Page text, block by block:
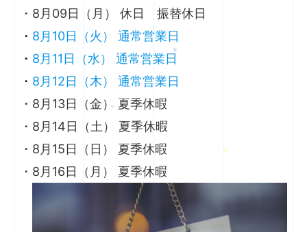
・8月09日（月） 休日 振替休日
・ 8月10日（火） 通常営業日
・ 8月11日（水） 通常営業日
・ 8月12日（木） 通常営業日
・8月13日（金） 夏季休暇
・8月14日（土） 夏季休暇
・8月15日（日） 夏季休暇
・8月16日（月） 夏季休暇